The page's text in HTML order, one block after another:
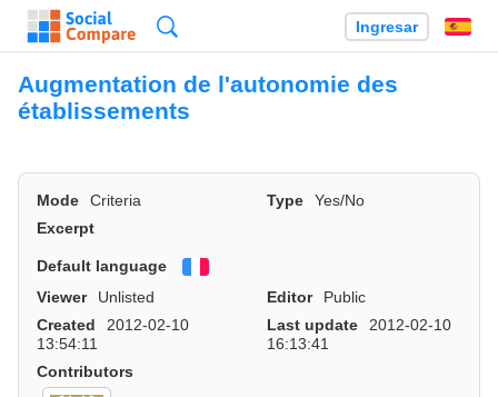
Ingresar
Augmentation de l'autonomie des
établissements
Mode Criteria Type
Yes/No
Excerpt
Default language
Viewer
Unlisted Editor
Public
Created
2012-02-10
13:54:11
Last update
2012-02-10
16:13:41
Contributors